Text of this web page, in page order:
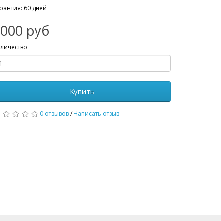
60 дней
руб
Купить
0 отзывов/Написать отзыв